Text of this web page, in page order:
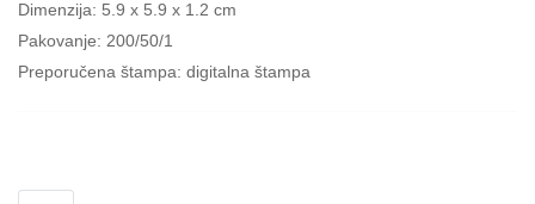
Dimenzija: 5.9 x 5.9 x 1.2 cm
Pakovanje: 200/50/1
Preporučena štampa: digitalna štampa